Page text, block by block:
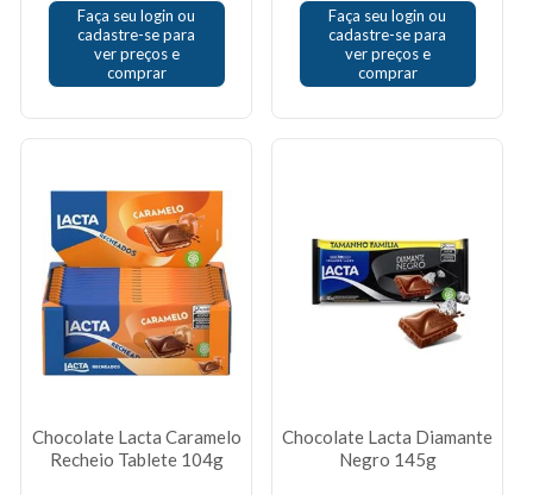
Faça seu login ou
cadastre-se para
ver preços e
comprar
Faça seu login ou
cadastre-se para
ver preços e
comprar
Chocolate Lacta Caramelo
Recheio Tablete 104g
Chocolate Lacta Diamante
Negro 145g